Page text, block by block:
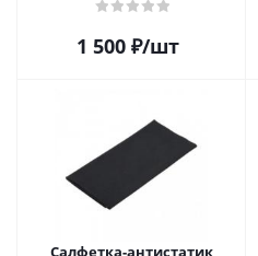
1 500₽/шт
Салфетка-aнтистатик